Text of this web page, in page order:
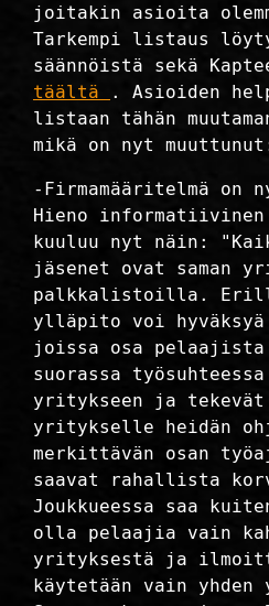
joitakin asioita
Tarkempi listaus
säännöistä sekä
täältä
. Asioiden
listaan tähän
mikä on nyt
-Firmamääritelmä on
Hieno informatiivinen
kuuluu nyt näin:
jäsenet ovat saman
palkkalistoilla.
ylläpito voi
joissa osa pelaajista
suorassa
yritykseen ja
yritykselle heidän
merkittävän osan
saavat rahallista
Joukkueessa saa
olla pelaajia vain
yrityksestä ja
käytetään vain yhden